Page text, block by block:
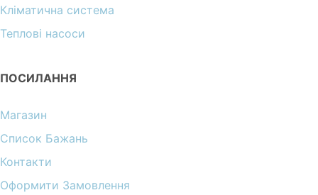
Кліматична система
Теплові насоси
ПОСИЛАННЯ
Магазин
Список Бажань
Контакти
Оформити Замовлення